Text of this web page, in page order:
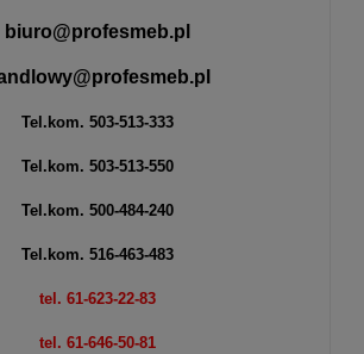
biuro@profesmeb.pl
Tel.kom. 503-513-333
Tel.kom. 503-513-550
Tel.kom. 500-484-240
Tel.kom. 516-463-483
tel. 61-623-22-83
tel. 61-646-50-81